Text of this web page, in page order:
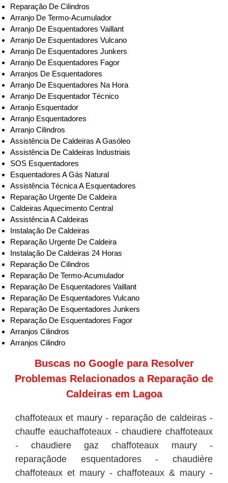
Reparação De Cilindros
Arranjo De Termo-Acumulador
Arranjo De Esquentadores Vaillant
Arranjo De Esquentadores Vulcano
Arranjo De Esquentadores Junkers
Arranjo De Esquentadores Fagor
Arranjos De Esquentadores
Arranjo De Esquentadores Na Hora
Arranjo De Esquentador Técnico
Arranjo Esquentador
Arranjo Esquentadores
Arranjo Cilindros
Assistência De Caldeiras A Gasóleo
Assistência De Caldeiras Industriais
SOS Esquentadores
Esquentadores A Gás Natural
Assistência Técnica A Esquentadores
Reparação Urgente De Caldeira
Caldeiras Aquecimento Central
Assistência A Caldeiras
Instalação De Caldeiras
Reparação Urgente De Caldeira
Instalação De Caldeiras 24 Horas
Reparação De Cilindros
Reparação De Termo-Acumulador
Reparação De Esquentadores Vaillant
Reparação De Esquentadores Vulcano
Reparação De Esquentadores Junkers
Reparação De Esquentadores Fagor
Arranjos Cilindros
Arranjos Cilindro
Buscas no Google para Resolver
Problemas Relacionados a Reparação de
Caldeiras em Lagoa
chaffoteaux et maury - reparação de caldeiras -
chauffe eauchaffoteaux - chaudiere chaffoteaux
- chaudiere gaz chaffoteaux maury -
reparaçãode esquentadores - chaudière
chaffoteaux et maury - chaffoteaux & maury -